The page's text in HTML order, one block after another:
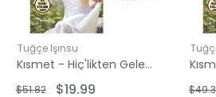
Tuğçe Işınsu
Kısmet - Hiç'likten Gelen Güç Seti - 2 Kitap Takım - Hediye: Muhabbet Duaları
$19.99
$51.82